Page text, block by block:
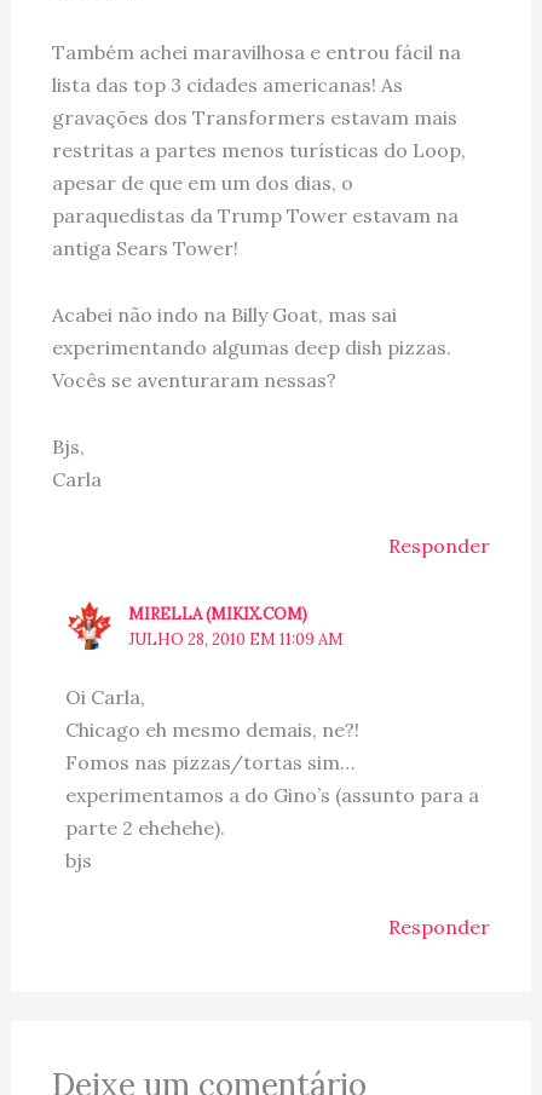
Também achei maravilhosa e entrou fácil na
lista das top 3 cidades americanas! As
gravações dos Transformers estavam mais
restritas a partes menos turísticas do Loop,
apesar de que em um dos dias, o
paraquedistas da Trump Tower estavam na
antiga Sears Tower!
Acabei não indo na Billy Goat, mas sai
experimentando algumas deep dish pizzas.
Vocês se aventuraram nessas?
Bjs,
Carla
Responder
MIRELLA (MIKIX.COM)
JULHO 28, 2010 EM 11:09 AM
Oi Carla,
Chicago eh mesmo demais, ne?!
Fomos nas pizzas/tortas sim…
experimentamos a do Gino’s (assunto para a
parte 2 ehehehe).
bjs
Responder
Deixe um comentário